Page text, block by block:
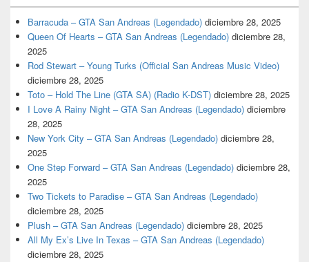
Barracuda – GTA San Andreas (Legendado) diciembre 28, 2025
Queen Of Hearts – GTA San Andreas (Legendado) diciembre 28,
2025
Rod Stewart – Young Turks (Official San Andreas Music Video)
diciembre 28, 2025
Toto – Hold The Line (GTA SA) (Radio K-DST) diciembre 28, 2025
I Love A Rainy Night – GTA San Andreas (Legendado) diciembre
28, 2025
New York City – GTA San Andreas (Legendado) diciembre 28,
2025
One Step Forward – GTA San Andreas (Legendado) diciembre 28,
2025
Two Tickets to Paradise – GTA San Andreas (Legendado)
diciembre 28, 2025
Plush – GTA San Andreas (Legendado) diciembre 28, 2025
All My Ex’s Live In Texas – GTA San Andreas (Legendado)
diciembre 28, 2025